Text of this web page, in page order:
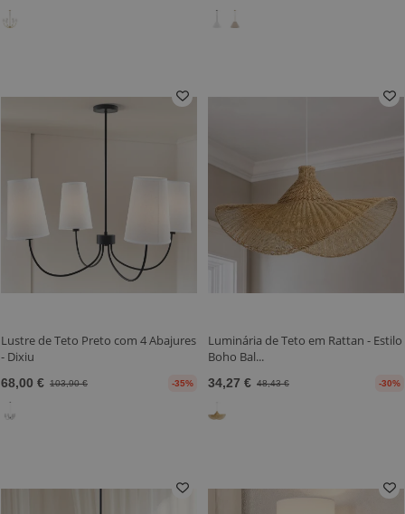
Lustre de Teto Preto com 4 Abajures
- Dixiu
68,00 € 103,90 € -35%
Luminária de Teto em Rattan - Estilo
Boho Bal...
34,27 € 48,43 € -30%